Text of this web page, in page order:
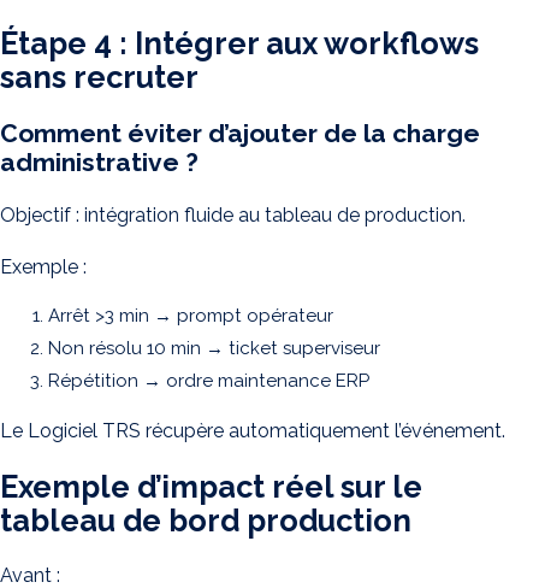
Étape 4 : Intégrer aux workflows
sans recruter
Comment éviter d’ajouter de la charge
administrative ?
Objectif : intégration fluide au tableau de production.
Exemple :
Arrêt >3 min → prompt opérateur
Non résolu 10 min → ticket superviseur
Répétition → ordre maintenance ERP
Le Logiciel TRS récupère automatiquement l’événement.
Exemple d’impact réel sur le
tableau de bord production
Avant :